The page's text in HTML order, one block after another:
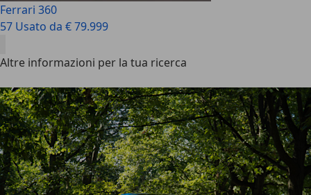
Ferrari 360
57 Usato da € 79.999
Altre informazioni per la tua ricerca